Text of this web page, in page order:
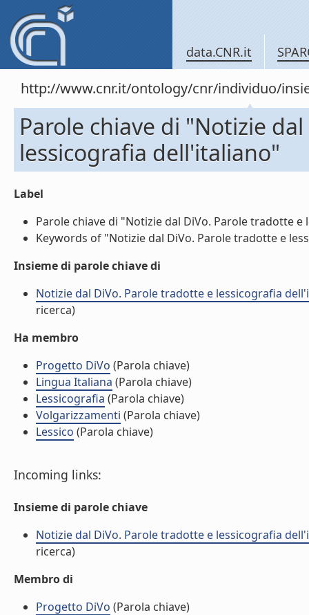
data.CNR.it
http://www.cnr.it/ontology/cnr/individuo/
Parole chiave di "Notizie
lessicografia dell'italiano"
Label
Parole chiave di "Notizie dal DiVo. Parole tradotte
Keywords of "Notizie dal DiVo. Parole tradotte e
Insieme di parole chiave di
Notizie dal DiVo. Parole tradotte e lessicografia
ricerca)
Ha membro
Progetto DiVo (Parola chiave)
Lingua Italiana (Parola chiave)
Lessicografia (Parola chiave)
Volgarizzamenti (Parola chiave)
Lessico (Parola chiave)
Incoming links:
Insieme di parole chiave
Notizie dal DiVo. Parole tradotte e lessicografia
ricerca)
Membro di
Progetto DiVo (Parola chiave)